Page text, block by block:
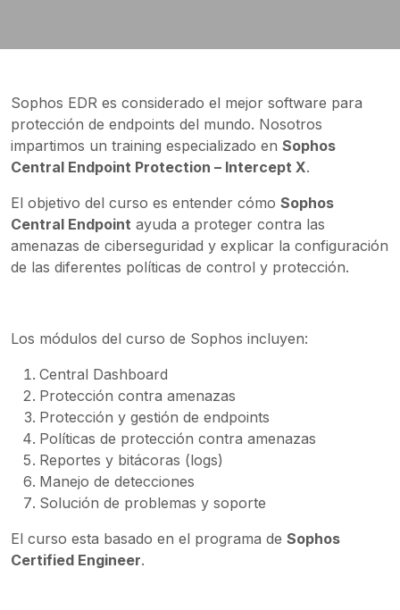
Sophos EDR es considerado el mejor software para
protección de endpoints del mundo. Nosotros
impartimos un training especializado en Sophos
Central Endpoint Protection – Intercept X.
El objetivo del curso es entender cómo Sophos
Central Endpoint ayuda a proteger contra las
amenazas de ciberseguridad y explicar la configuración
de las diferentes políticas de control y protección.
Los módulos del curso de Sophos incluyen:
Central Dashboard
Protección contra amenazas
Protección y gestión de endpoints
Políticas de protección contra amenazas
Reportes y bitácoras (logs)
Manejo de detecciones
Solución de problemas y soporte
El curso esta basado en el programa de Sophos
Certified Engineer.